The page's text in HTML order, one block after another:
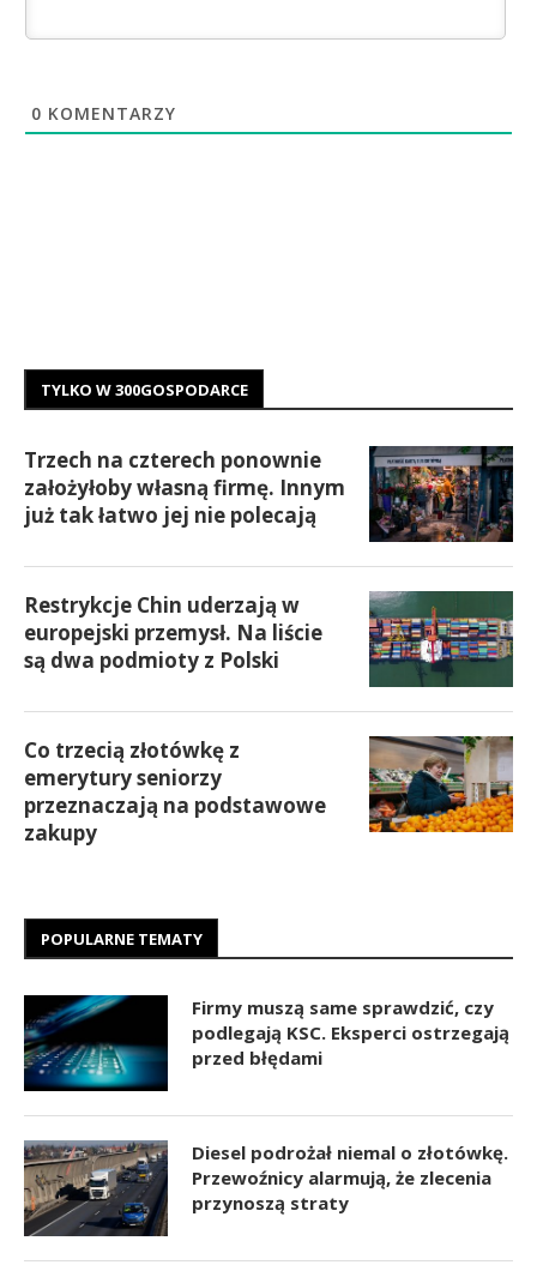
0 KOMENTARZY
TYLKO W 300GOSPODARCE
Trzech na czterech ponownie
założyłoby własną firmę. Innym
już tak łatwo jej nie polecają
Restrykcje Chin uderzają w
europejski przemysł. Na liście
są dwa podmioty z Polski
Co trzecią złotówkę z
emerytury seniorzy
przeznaczają na podstawowe
zakupy
POPULARNE TEMATY
Firmy muszą same sprawdzić, czy
podlegają KSC. Eksperci ostrzegają
przed błędami
Diesel podrożał niemal o złotówkę.
Przewoźnicy alarmują, że zlecenia
przynoszą straty